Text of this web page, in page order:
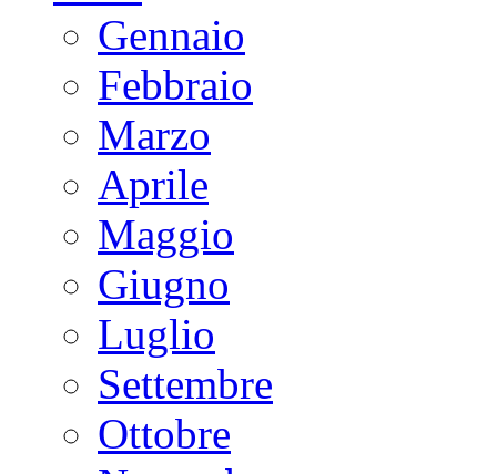
Gennaio
Febbraio
Marzo
Aprile
Maggio
Giugno
Luglio
Settembre
Ottobre